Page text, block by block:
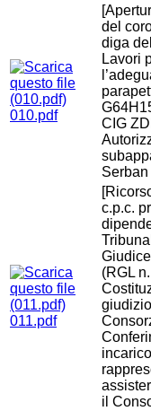
010.pdf
del
diga
Lavori
CIG
Serban
011.pdf
c.p.c.
(RGL
il